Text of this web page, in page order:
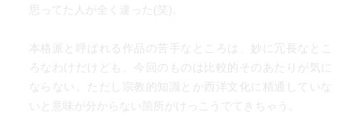
思ってた人が全く違った(笑)。
本格派と呼ばれる作品の苦手なところは、妙に冗長なとこ
ろなわけだけども、今回のものは比較的そのあたりが気に
ならない。ただし宗教的知識とか西洋文化に精通していな
いと意味が分からない箇所がけっこうでてきちゃう。